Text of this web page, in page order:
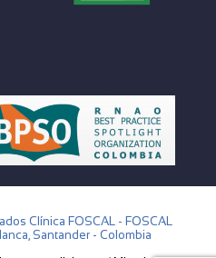
Clínica FOSCAL - FOSCAL
Santander - Colombia